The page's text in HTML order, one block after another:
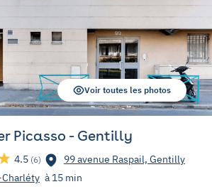
Picasso - Gentilly
4.5 (6)
99 avenue Raspail, Gentilly
à 15 min
Voir toutes les photos